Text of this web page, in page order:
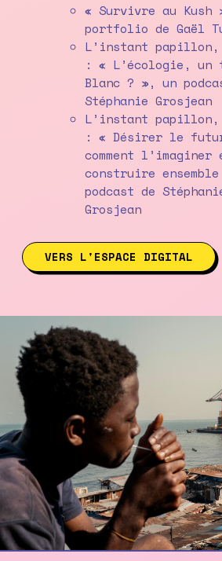
« Survivre au Kush
portfolio de Gaël
L’instant papillon,
: « L’écologie, un
Blanc ? », un
Stéphanie Grosjean
L’instant papillon,
: « Désirer le
comment
construire
podcast de
Grosjean
VERS L'ESPACE DIGITAL